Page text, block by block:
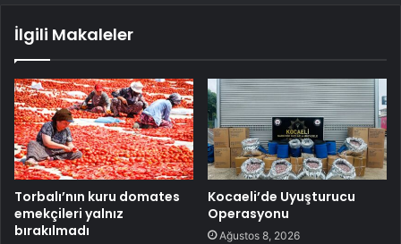
İlgili Makaleler
Torbalı’nın kuru domates
emekçileri yalnız
bırakılmadı
Kocaeli’de Uyuşturucu
Operasyonu
Ağustos 8, 2026